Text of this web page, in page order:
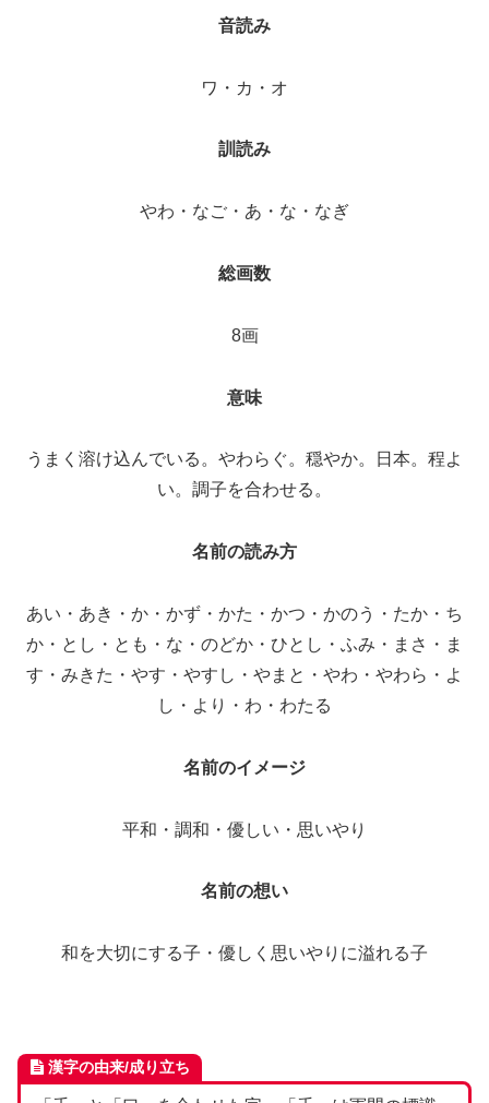
音読み
ワ・カ・オ
訓読み
やわ・なご・あ・な・なぎ
総画数
8画
意味
うまく溶け込んでいる。やわらぐ。穏やか。日本。程よ
い。調子を合わせる。
名前の読み方
あい・あき・か・かず・かた・かつ・かのう・たか・ち
か・とし・とも・な・のどか・ひとし・ふみ・まさ・ま
す・みきた・やす・やすし・やまと・やわ・やわら・よ
し・より・わ・わたる
名前のイメージ
平和・調和・優しい・思いやり
名前の想い
和を大切にする子・優しく思いやりに溢れる子
漢字の由来/成り立ち